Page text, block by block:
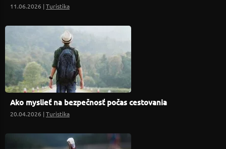
11.06.2026 |Turistika
Ako myslieť na bezpečnosť počas cestovania
20.04.2026 |Turistika